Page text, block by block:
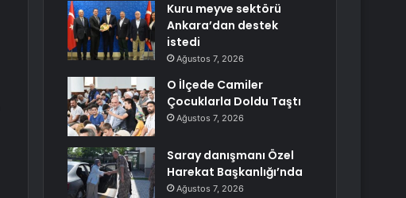
Kuru meyve sektörü
Ankara’dan destek
istedi
Ağustos 7, 2026
O İlçede Camiler
Çocuklarla Doldu Taştı
Ağustos 7, 2026
Saray danışmanı Özel
Harekat Başkanlığı’nda
Ağustos 7, 2026